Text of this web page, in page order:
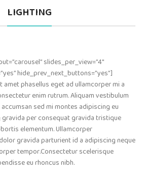
LIGHTING
slides_per_view=”4″
hide_prev_next_buttons=”yes”]
phasellus eget ad ullamcorper mi a
enim rutrum. Aliquam vestibulum
sed mi montes adipiscing eu
per consequat gravida tristique
elementum. Ullamcorper
gravida parturient id a adipiscing neque
tempor.Consectetur scelerisque
eu rhoncus nibh.